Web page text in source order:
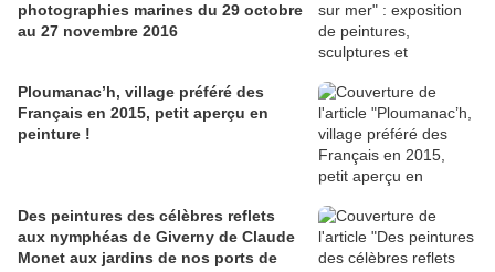
photographies marines du 29 octobre
au 27 novembre 2016
Ploumanac’h, village préféré des
Français en 2015, petit aperçu en
peinture !
Des peintures des célèbres reflets
aux nymphéas de Giverny de Claude
Monet aux jardins de nos ports de